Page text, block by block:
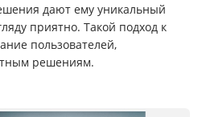
дают ему уникальный
приятно. Такой подход к
пользователей,
решениям.